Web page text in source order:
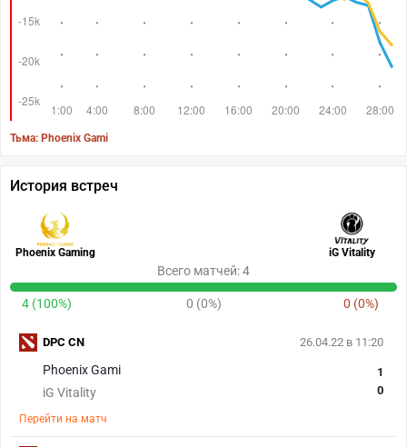
Тьма: Phoenix Gami
История встреч
Phoenix Gaming iG Vitality
Всего матчей: 4
4 (100%) 0 (0%) 0 (0%)
26.04.22 в 11:20
Phoenix Gami
iG Vitality
1
0
Перейти на матч
DPC CN